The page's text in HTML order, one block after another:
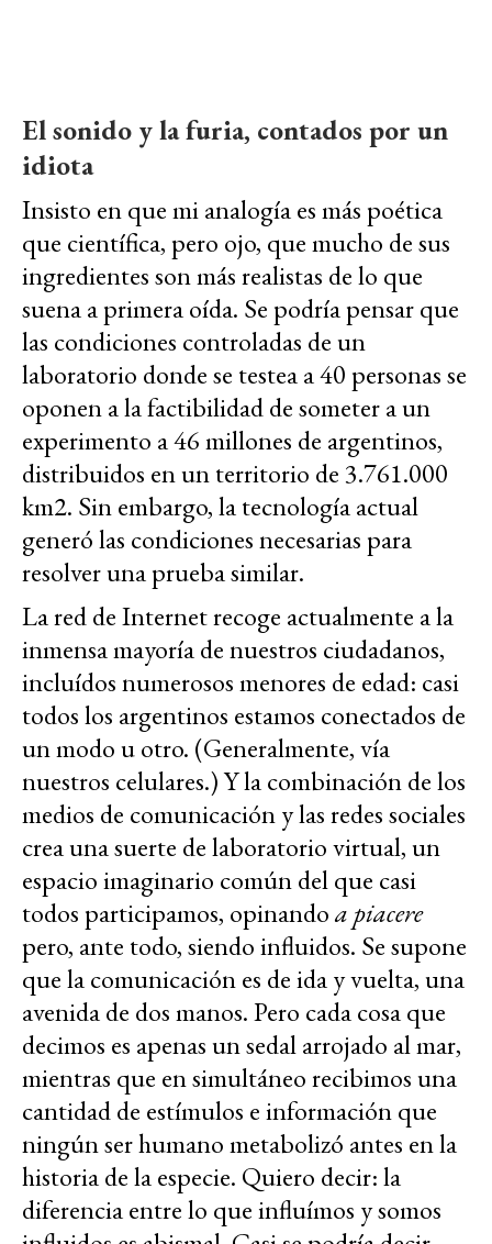
El sonido y la furia, contados por un
idiota
Insisto en que mi analogía es más poética
que científica, pero ojo, que mucho de sus
ingredientes son más realistas de lo que
suena a primera oída. Se podría pensar que
las condiciones controladas de un
laboratorio donde se testea a 40 personas se
oponen a la factibilidad de someter a un
experimento a 46 millones de argentinos,
distribuidos en un territorio de 3.761.000
km2. Sin embargo, la tecnología actual
generó las condiciones necesarias para
resolver una prueba similar.
La red de Internet recoge actualmente a la
inmensa mayoría de nuestros ciudadanos,
incluídos numerosos menores de edad: casi
todos los argentinos estamos conectados de
un modo u otro. (Generalmente, vía
nuestros celulares.) Y la combinación de los
medios de comunicación y las redes sociales
crea una suerte de laboratorio virtual, un
espacio imaginario común del que casi
todos participamos, opinandoa piacere
pero, ante todo, siendo influidos. Se supone
que la comunicación es de ida y vuelta, una
avenida de dos manos. Pero cada cosa que
decimos es apenas un sedal arrojado al mar,
mientras que en simultáneo recibimos una
cantidad de estímulos e información que
ningún ser humano metabolizó antes en la
historia de la especie. Quiero decir: la
diferencia entre lo que influímos y somos